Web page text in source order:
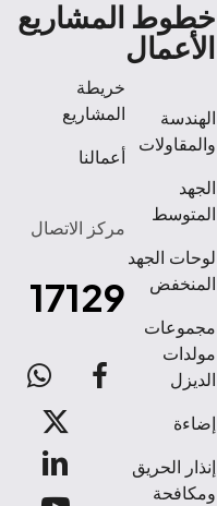
خطوط
الأعمال
الهندسة
والمقاولات
الجهد
المتوسط
لوحات الجهد
المنخفض
مجموعات
مولدات
الديزل
إضاءة
إنذار الحريق
ومكافحة
المشاريع
خريطة
المشاريع
أعمالنا
مركز الاتصال
17129
facebook
x-
twitter
linkedin